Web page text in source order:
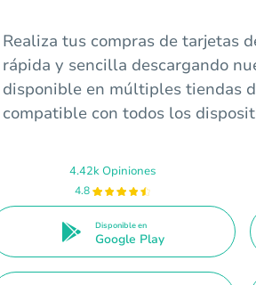
Realiza tus compras de tarjetas
rápida y sencilla descargando
disponible en múltiples tiendas
compatible con todos los
4.42k Opiniones
4.8
Disponible en
Google Play